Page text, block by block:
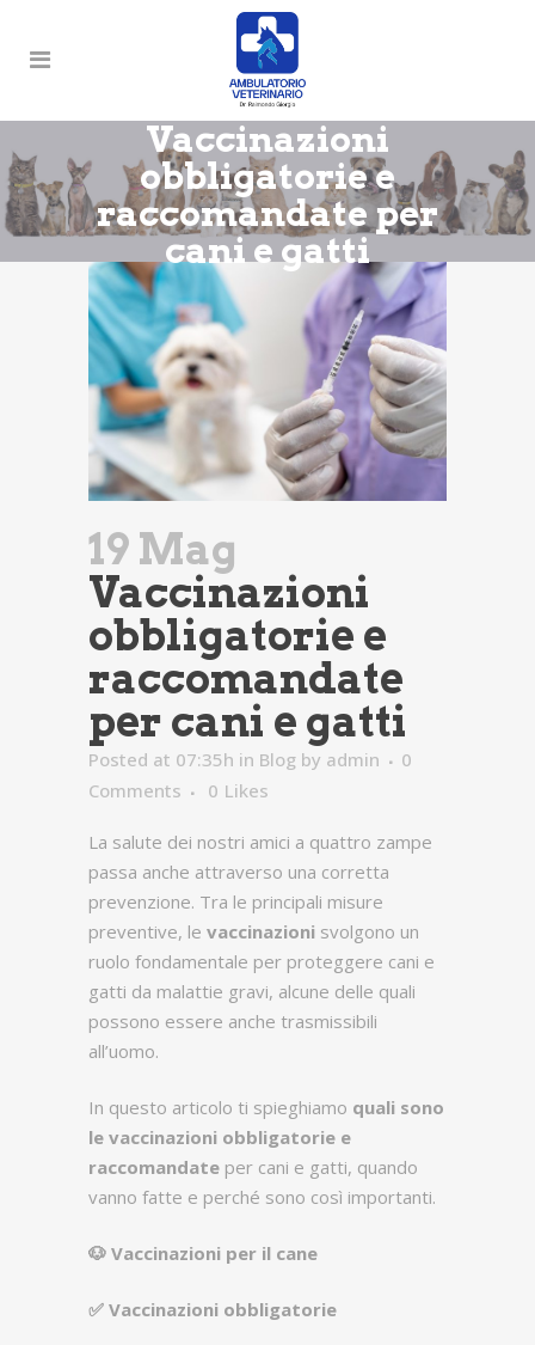
Vaccinazioni
obbligatorie e
raccomandate per
cani e gatti
19 Mag
Vaccinazioni
obbligatorie e
raccomandate
per cani e gatti
Posted at 07:35h in Blog by admin
0
Comments
0 Likes
La salute dei nostri amici a quattro zampe
passa anche attraverso una corretta
prevenzione. Tra le principali misure
preventive, le vaccinazioni svolgono un
ruolo fondamentale per proteggere cani e
gatti da malattie gravi, alcune delle quali
possono essere anche trasmissibili
all’uomo.
In questo articolo ti spieghiamo quali sono
le vaccinazioni obbligatorie e
raccomandate per cani e gatti, quando
vanno fatte e perché sono così importanti.
🐶 Vaccinazioni per il cane
✅ Vaccinazioni obbligatorie